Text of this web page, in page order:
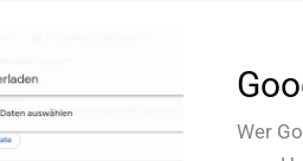
Wer